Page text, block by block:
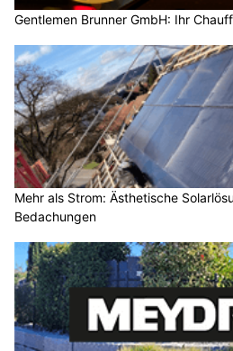
Gentlemen Brunner GmbH: Ihr
Mehr als Strom: Ästhetische
Bedachungen